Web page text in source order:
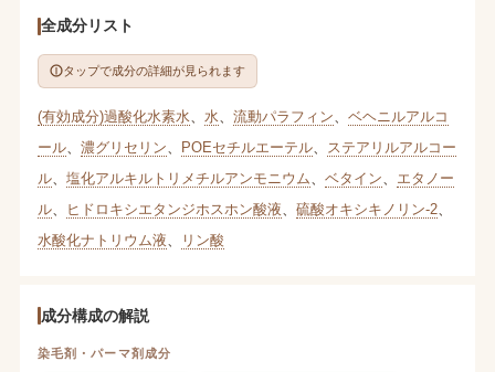
全成分リスト
タップで成分の詳細が見られます
(有効成分)過酸化水素水 水 流動パラフィン
ベヘニルアルコ
ール、 濃グリセリン POEセチルエーテル、
ステアリルアルコー
ル、 塩化アルキルトリメチルアンモニウム ベタイン
エタノー
ル、 ヒドロキシエタンジホスホン酸液 硫酸オキシキノリン-2、
水酸化ナトリウム液
リン酸
成分構成の解説
染毛剤・パーマ剤成分